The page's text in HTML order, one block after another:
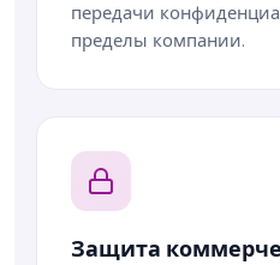
передачи
пределы компании.
Защита